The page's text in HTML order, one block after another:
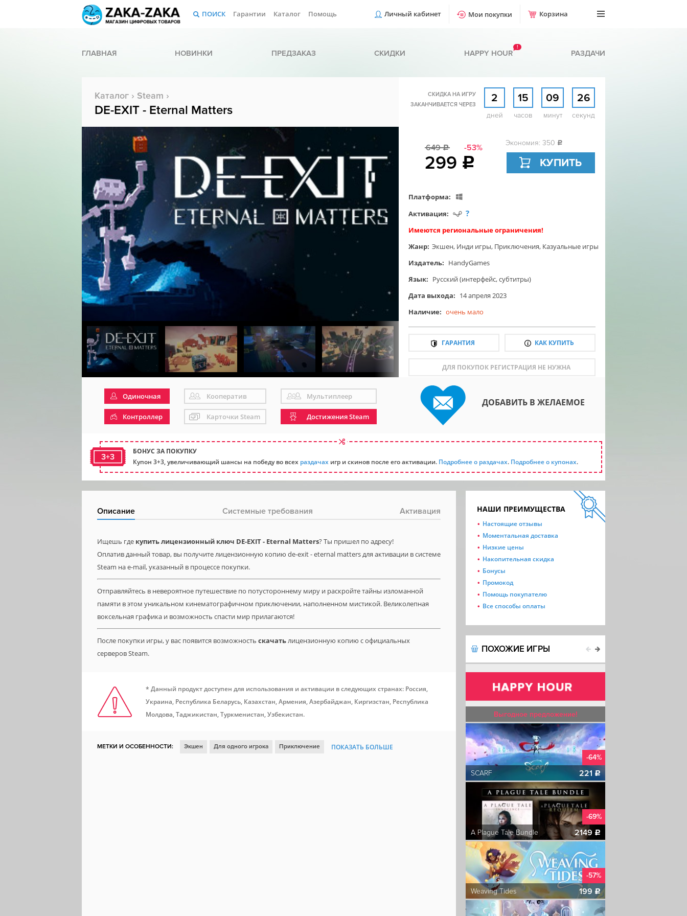
ПОИСК Гарантии Каталог Помощь Личный кабинет Мои покупки Корзина
ГЛАВНАЯ НОВИНКИ ПРЕДЗАКАЗ СКИДКИ HAPPY HOUR
!
РАЗДАЧИ
Каталог › Steam ›
DE-EXIT - Eternal Matters
СКИДКА НА ИГРУ
ЗАКАНЧИВАЕТСЯ ЧЕРЕЗ
2
дней
15
часов
09
минут
25
секунд
649c -53%
299 c
Экономия: 350 c
КУПИТЬ
Платформа:
Активация:
?
Имеются региональные ограничения!
Жанр: Экшен, Инди игры, Приключения, Казуальные игры
Издатель: HandyGames
Язык: Русский (интерфейс, субтитры)
Дата выхода: 14 апреля 2023
Наличие: очень мало
ГАРАНТИЯ КАК КУПИТЬ
ДЛЯ ПОКУПОК РЕГИСТРАЦИЯ НЕ НУЖНА
Одиночная Кооператив Мультиплеер
Контроллер Карточки Steam Достижения Steam
ДОБАВИТЬ В ЖЕЛАЕМОЕ
3+3
БОНУС ЗА ПОКУПКУ
Купон 3+3, увеличивающий шансы на победу во всех раздачах игр и скинов после его активации. Подробнее о раздачах. Подробнее о купонах.
Описание Системные требования Активация
Ищешь где купить лицензионный ключ DE-EXIT - Eternal Matters? Ты пришел по адресу!
Оплатив данный товар, вы получите лицензионную копию de-exit - eternal matters для активации в системе
Steam на e-mail, указанный в процессе покупки.
Отправляйтесь в невероятное путешествие по потустороннему миру и раскройте тайны изломанной
памяти в этом уникальном кинематографичном приключении, наполненном мистикой. Великолепная
воксельная графика и возможность спасти мир прилагаются!
После покупки игры, у вас появится возможность скачатьлицензионную копию с официальных
серверов Steam.
* Данный продукт доступен для использования и активации в следующих странах: Россия,
Украина, Республика Беларусь, Казахстан, Армения, Азербайджан, Киргизстан, Республика
Молдова, Таджикистан, Туркменистан, Узбекистан.
МЕТКИ И ОСОБЕННОСТИ: Экшен Для одного игрока Приключение ПОКАЗАТЬ БОЛЬШЕ
НАШИ ПРЕИМУЩЕСТВА
Настоящие отзывы
Моментальная доставка
Низкие цены
Накопительная скидка
Бонусы
Промокод
Помощь покупателю
Все способы оплаты
ПОХОЖИЕ ИГРЫ
Выгодное предложение!
-64%
SCARF
221 c
-69%
A Plague Tale Bundle
2149 c
-57%
Weaving Tides
199 c